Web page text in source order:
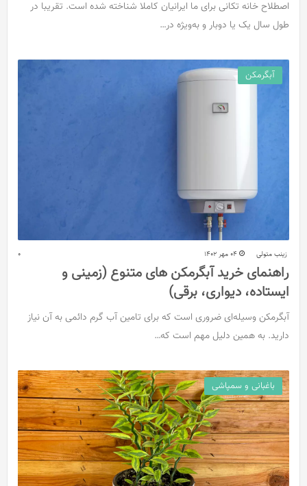
اصطلاح خانه تکانی برای ما ایرانیان کاملا شناخته شده است. تقریبا در
طول سال یک یا دوبار و به‌ویژه در…
آبگرمکن
زینب متولی 04 مهر 1402 0
راهنمای خرید آبگرمکن های متنوع (زمینی و
ایستاده، دیواری، برقی)
آبگرمکن وسیله‌ای ضروری است که برای تامین آب گرم دائمی به آن نیاز
دارید. به همین دلیل مهم است که…
باغبانی و سمپاشی